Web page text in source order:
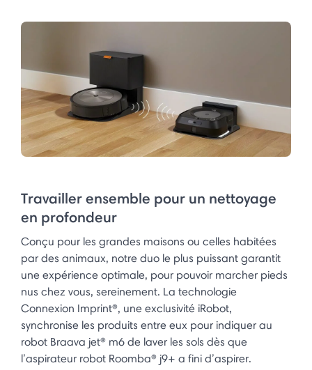
Travailler ensemble pour un nettoyage
en profondeur
Conçu pour les grandes maisons ou celles habitées
par des animaux, notre duo le plus puissant garantit
une expérience optimale, pour pouvoir marcher pieds
nus chez vous, sereinement. La technologie
Connexion Imprint®, une exclusivité iRobot,
synchronise les produits entre eux pour indiquer au
robot Braava jet® m6 de laver les sols dès que
l’aspirateur robot Roomba® j9+ a fini d’aspirer.